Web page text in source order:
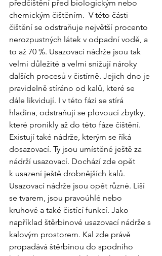
předčištění před biologickým nebo
chemickým čištěním.  V této části
čištění se odstraňuje největší procento
nerozpustných látek v odpadní vodě, a
to až 70 %. Usazovací nádrže jsou tak
velmi důležité a velmi snižují nároky
dalších procesů v čistírně. Jejich dno je
pravidelně stíráno od kalů, které se
dále likvidují. I v této fázi se stírá
hladina, odstraňují se plovoucí zbytky,
které pronikly až do této fáze čištění.
Existují také nádrže, kterým se říká
dosazovací. Ty jsou umístěné ještě za
nádrží usazovací. Dochází zde opět
k usazení ještě drobnějších kalů.
Usazovací nádrže jsou opět různé. Liší
se tvarem, jsou pravoúhlé nebo
kruhové a také čistící funkcí. Jako
například štěrbinové usazovací nádrže s
kalovým prostorem. Kal zde právě
propadává štěrbinou do spodního